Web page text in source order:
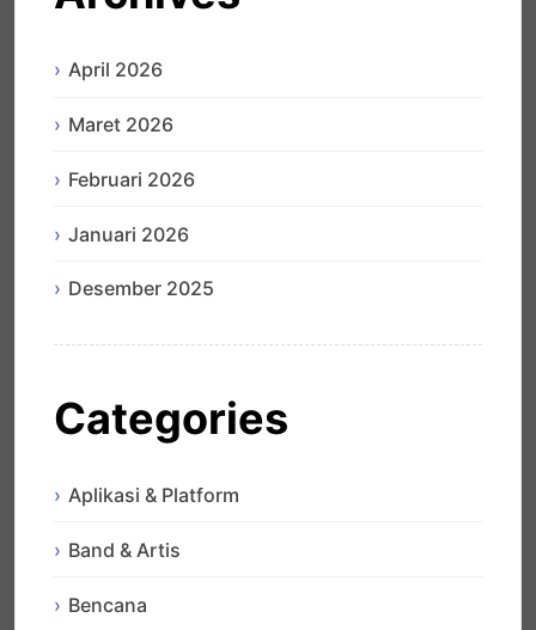
April 2026
Maret 2026
Februari 2026
Januari 2026
Desember 2025
Categories
Aplikasi & Platform
Band & Artis
Bencana